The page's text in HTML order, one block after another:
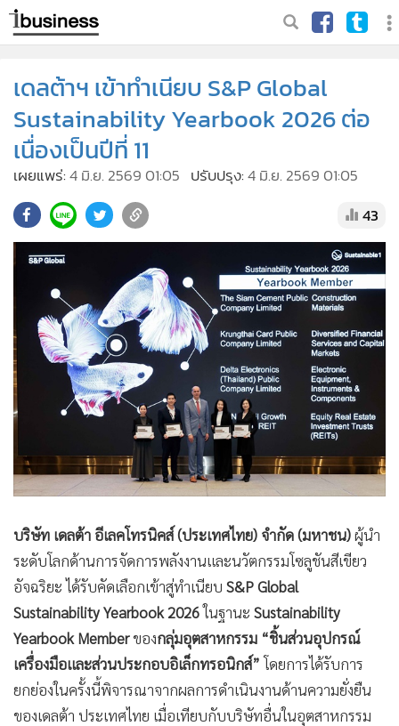
เดลต้าฯ เข้าทำเนียบ S&P Global
Sustainability Yearbook 2026 ต่อ
เนื่องเป็นปีที่ 11
เผยแพร่:4 มิ.ย. 2569 01:05 ปรับปรุง:4 มิ.ย. 2569 01:05
43
บริษัท เดลต้า อีเลคโทรนิคส์ (ประเทศไทย) จำกัด (มหาชน)ผู้นำ
ระดับโลกด้านการจัดการพลังงานและนวัตกรรมโซลูชันสีเขียว
อัจฉริยะ ได้รับคัดเลือกเข้าสู่ทำเนียบ S&P Global
Sustainability Yearbook 2026ในฐานะ Sustainability
Yearbook Memberของกลุ่มอุตสาหกรรม “ชิ้นส่วนอุปกรณ์
เครื่องมือและส่วนประกอบอิเล็กทรอนิกส์” โดยการได้รับการ
ยกย่องในครั้งนี้พิจารณาจากผลการดำเนินงานด้านความยั่งยืน
ของเดลต้า ประเทศไทย เมื่อเทียบกับบริษัทอื่นในอุตสาหกรรม